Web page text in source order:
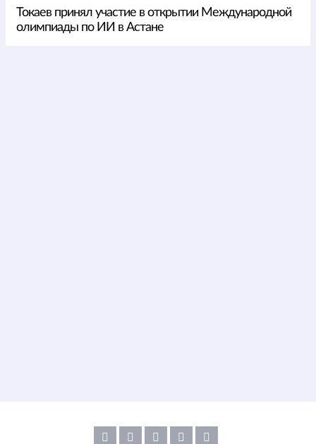
Токаев принял участие в открытии Международной
олимпиады по ИИ в Астане